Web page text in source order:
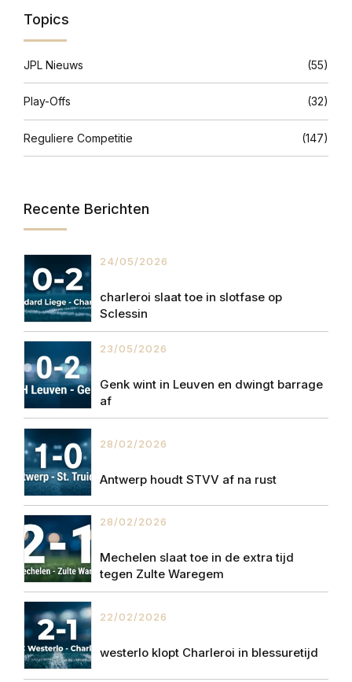
Topics
JPL Nieuws (55)
Play-Offs (32)
Reguliere Competitie (147)
Recente Berichten
24/05/2026
charleroi slaat toe in slotfase op
Sclessin
23/05/2026
Genk wint in Leuven en dwingt barrage
af
28/02/2026
Antwerp houdt STVV af na rust
28/02/2026
Mechelen slaat toe in de extra tijd
tegen Zulte Waregem
22/02/2026
westerlo klopt Charleroi in blessuretijd